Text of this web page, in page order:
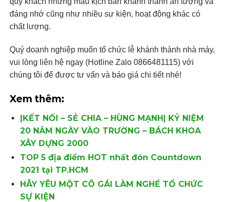
đáng nhớ cũng như nhiều sự kiện, hoạt động khác có
chất lượng.
Quý doanh nghiệp muốn tổ chức lễ khánh thành nhà máy,
vui lòng liên hệ ngay (Hotline Zalo 0866481115) với
chúng tôi để được tư vấn và báo giá chi tiết nhé!
Xem thêm:
|KẾT NỐI – SẺ CHIA – HÙNG MẠNH| KỶ NIỆM
20 NĂM NGÀY VÀO TRƯỜNG – BÁCH KHOA
XÂY DỰNG 2000
TOP 5 địa điểm HOT nhất đón Countdown
2021 tại TP.HCM
HÃY YÊU MỘT CÔ GÁI LÀM NGHỂ TỔ CHỨC
SỰ KIỆN